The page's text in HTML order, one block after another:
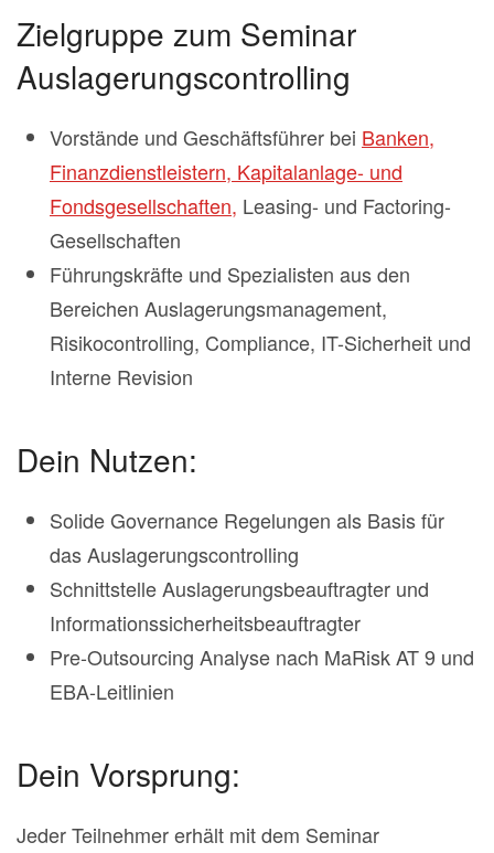
Zielgruppe zum Seminar
Auslagerungscontrolling
Vorstände und Geschäftsführer bei Banken,
Finanzdienstleistern, Kapitalanlage- und
Fondsgesellschaften, Leasing- und Factoring-
Gesellschaften
Führungskräfte und Spezialisten aus den
Bereichen Auslagerungsmanagement,
Risikocontrolling, Compliance, IT-Sicherheit und
Interne Revision
Dein Nutzen:
Solide Governance Regelungen als Basis für
das Auslagerungscontrolling
Schnittstelle Auslagerungsbeauftragter und
Informationssicherheitsbeauftragter
Pre-Outsourcing Analyse nach MaRisk AT 9 und
EBA-Leitlinien
Dein Vorsprung:
Jeder Teilnehmer erhält mit dem Seminar